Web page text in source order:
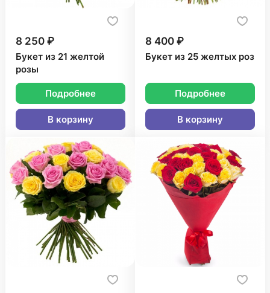
8 250 ₽
Букет из 21 желтой
розы
Подробнее
В корзину
8 400 ₽
Букет из 25 желтых роз
Подробнее
В корзину